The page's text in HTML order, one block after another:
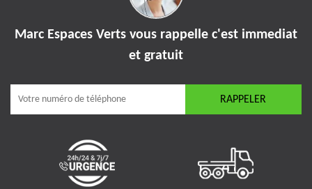
Marc Espaces Verts vous rappelle c'est immediat
et gratuit